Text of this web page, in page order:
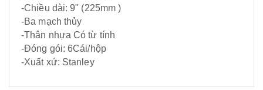
-Chiều dài: 9" (225mm )
-Ba mạch thủy
-Thân nhựa Có từ tính
-Đóng gói: 6Cái/hộp
-Xuất xứ: Stanley